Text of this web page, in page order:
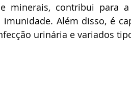
minerais, contribui para
imunidade. Além disso, é
urinária e variados